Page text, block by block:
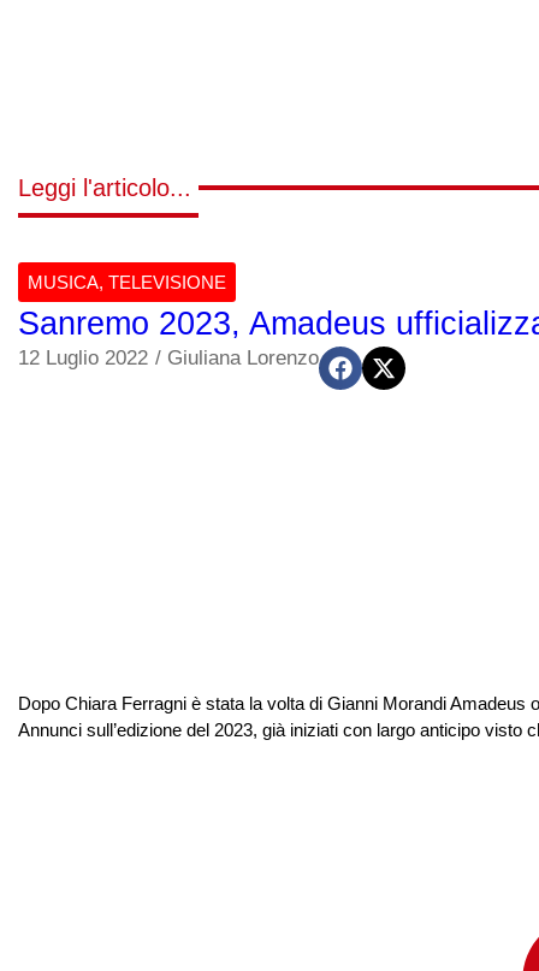
Leggi l'articolo...
MUSICA, TELEVISIONE
Sanremo 2023, Amadeus
12 Luglio 2022 / Giuliana Lorenzo
Dopo Chiara Ferragni è stata la volta di Gianni Morandi
Annunci sull’edizione del 2023, già iniziati con largo anticipo